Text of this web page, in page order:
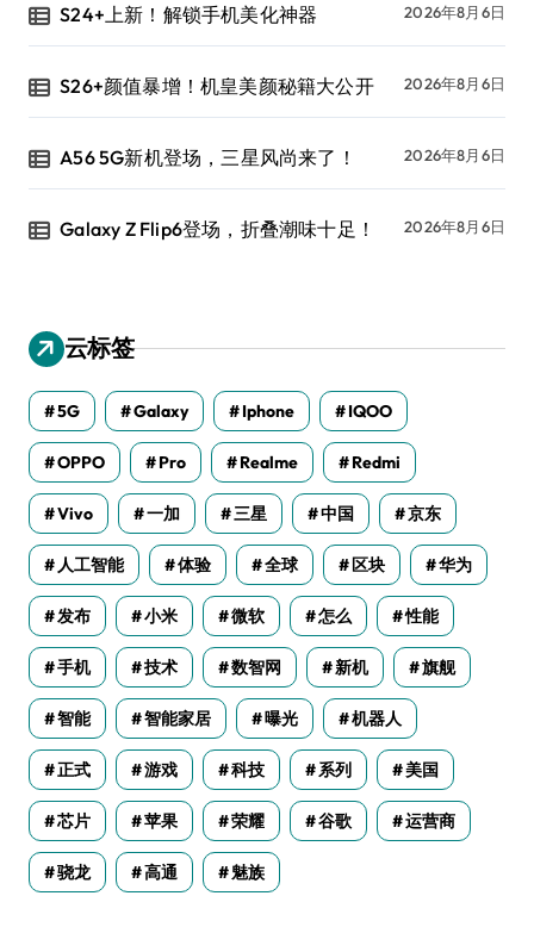
S24+上新！解锁手机美化神器 2026年8月6日
S26+颜值暴增！机皇美颜秘籍大公开 2026年8月6日
A56 5G新机登场，三星风尚来了！ 2026年8月6日
Galaxy Z Flip6登场，折叠潮味十足！ 2026年8月6日
云标签
5G Galaxy Iphone IQOO
OPPO Pro Realme Redmi
Vivo 一加 三星 中国 京东
人工智能 体验 全球 区块 华为
发布 小米 微软 怎么 性能
手机 技术 数智网 新机 旗舰
智能 智能家居 曝光 机器人
正式 游戏 科技 系列 美国
芯片 苹果 荣耀 谷歌 运营商
骁龙 高通 魅族